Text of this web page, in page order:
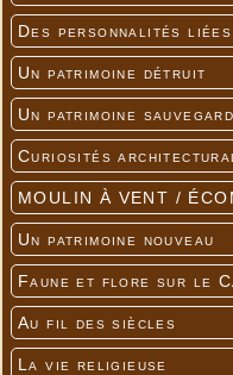
Des personnalités liées
Un patrimoine détruit
Un patrimoine
Curiosités
MOULIN À VENT /
Un patrimoine nouveau
Faune et flore sur le
Au fil des siècles
La vie religieuse